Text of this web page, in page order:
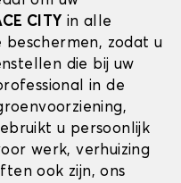
CITY in alle
zodat u
die bij uw
in de
u persoonlijk
werk, verhuizing
ook zijn, ons